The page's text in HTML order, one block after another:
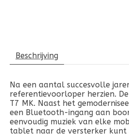
Beschrijving
Na een aantal succesvolle
referentievoorloper herzien.
T7 MK. Naast het
een Bluetooth-ingang aan
eenvoudig muziek van elke
tablet naar de versterker kunt